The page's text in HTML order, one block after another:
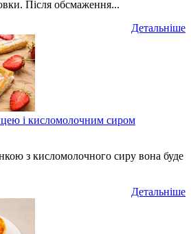
Після обсмаження...
Детальніше
і кисломолочним сиром
з кисломолочного сиру вона буде
Детальніше